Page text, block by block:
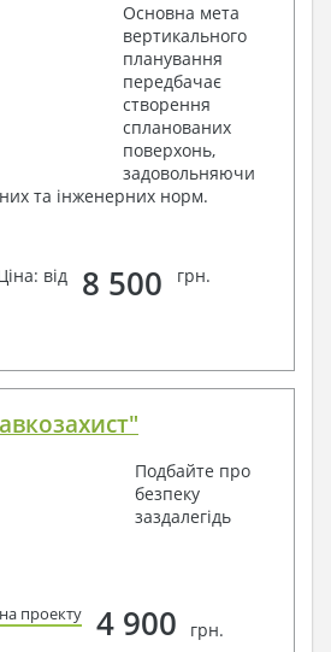
Основна мета
вертикального
планування
передбачає
створення
спланованих
поверхонь,
задовольняючи
та інженерних норм.
від
8 500 грн.
Подбайте про
безпеку
заздалегідь
проекту 4 900 грн.